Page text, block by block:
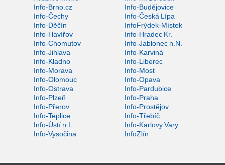
Info-Brno.cz
Info-Budějovice
Info-Čechy
Info-Česká Lípa
Info-Děčín
InfoFrýdek-Místek
Info-Havířov
Info-Hradec Kr.
Info-Chomutov
Info-Jablonec n.N.
Info-Jihlava
Info-Karviná
Info-Kladno
Info-Liberec
Info-Morava
Info-Most
Info-Olomouc
Info-Opava
Info-Ostrava
Info-Pardubice
Info-Plzeň
Info-Praha
Info-Přerov
Info-Prostějov
Info-Teplice
Info-Třebíč
Info-Ústí n.L.
Info-Karlovy Vary
Info-Vysočina
InfoZlín